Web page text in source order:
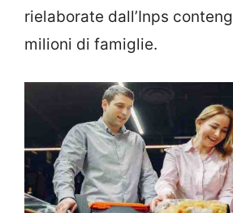
rielaborate dall’Inps
milioni di famiglie.